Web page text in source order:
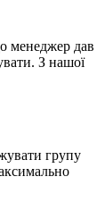
менеджер дав
З нашої
групу